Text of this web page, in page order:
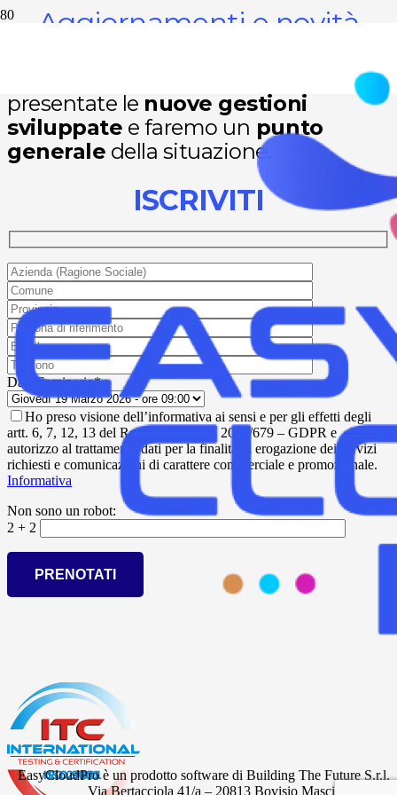
Aggiornamenti e novità
presentate le nuove gestioni
sviluppate e faremo un punto
generale della situazione.
ISCRIVITI
Data Seminario* :
Ho preso visione dell’informativa ai sensi e per gli effetti degli
artt. 6, 7, 12, 13 del Regolamento UE 2016/679 – GDPR e
autorizzo al trattamento dati per la finalità di erogazione dei servizi
richiesti e comunicazioni di carattere commerciale e promozionale.
Informativa
Non sono un robot:
2 + 2
EasyCloudPro è un prodotto software di Building The Future S.r.l.
Via Bertacciola 41/a – 20813 Bovisio Masciago (MB)